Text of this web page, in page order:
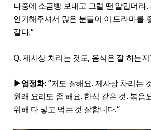
나중에 소금빵 보내고 그럴 땐 얄밉더라.
연기해주셔서 많은 분들이 이 드라마를
같다.“
Q. 제사상 차리는 것도, 음식은 잘 하는지
▶엄정화:”저도 잘해요. 제사상 차리는
원래 요리도 좀 해요. 한식 같은 것. 볶음
위해 다 넣고 먹는 것 잘합니다.“